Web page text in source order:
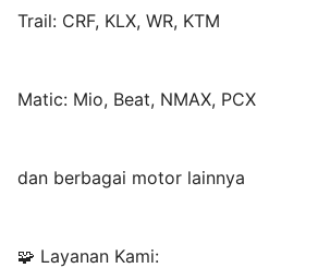
Trail: CRF, KLX, WR, KTM
Matic: Mio, Beat, NMAX, PCX
dan berbagai motor lainnya
🧩 Layanan Kami: